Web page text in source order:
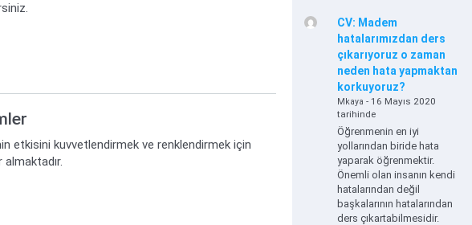
etkisini kuvvetlendirmek ve renklendirmek için
almaktadır.
CV: Madem
hatalarımızdan ders
çıkarıyoruz o zaman
neden hata yapmaktan
korkuyoruz?
Mkaya - 16 Mayıs 2020
tarihinde
Öğrenmenin en iyi
yollarından biride hata
yaparak öğrenmektir.
Önemli olan insanın kendi
hatalarından değil
başkalarının hatalarından
ders çıkartabilmesidir.